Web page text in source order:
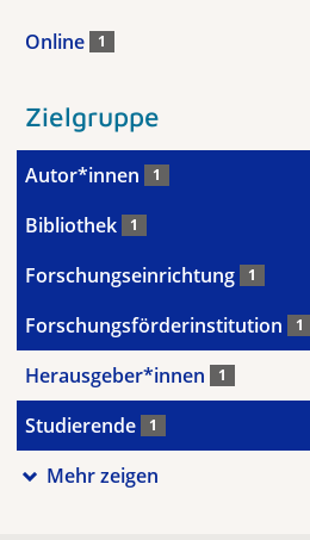
Online 1
Zielgruppe
Autor*innen 1
Bibliothek 1
Forschungseinrichtung 1
Forschungsförderinstitution 1
Herausgeber*innen 1
Studierende 1
Mehr zeigen